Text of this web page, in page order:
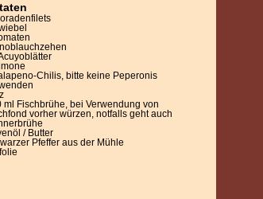
Chilis, bitte keine Peperonis
ml Fischbrühe, bei Verwendung von
vorher würzen, notfalls geht auch
/ Butter
Pfeffer aus der Mühle